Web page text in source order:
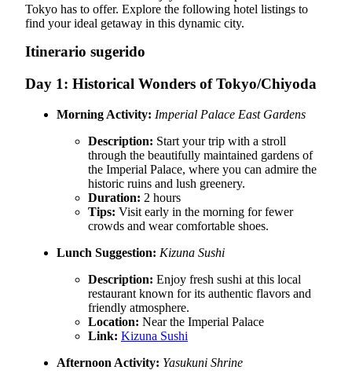
Tokyo has to offer. Explore the following hotel listings to
find your ideal getaway in this dynamic city.
Itinerario sugerido
Day 1: Historical Wonders of Tokyo/Chiyoda
Morning Activity: Imperial Palace East Gardens
Description: Start your trip with a stroll
through the beautifully maintained gardens of
the Imperial Palace, where you can admire the
historic ruins and lush greenery.
Duration: 2 hours
Tips: Visit early in the morning for fewer
crowds and wear comfortable shoes.
Lunch Suggestion: Kizuna Sushi
Description: Enjoy fresh sushi at this local
restaurant known for its authentic flavors and
friendly atmosphere.
Location: Near the Imperial Palace
Link: Kizuna Sushi
Afternoon Activity: Yasukuni Shrine